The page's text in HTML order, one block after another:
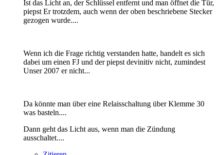
Ist das Licht an, der Schlüssel entfernt und man öffnet die Tür,
piepst Er trotzdem, auch wenn der oben beschriebene Stecker
gezogen wurde....
Wenn ich die Frage richtig verstanden hatte, handelt es sich
dabei um einen FJ und der piepst devinitiv nicht, zumindest
Unser 2007 er nicht...
Da könnte man über eine Relaisschaltung über Klemme 30
was basteln....
Dann geht das Licht aus, wenn man die Zündung
ausschaltet....